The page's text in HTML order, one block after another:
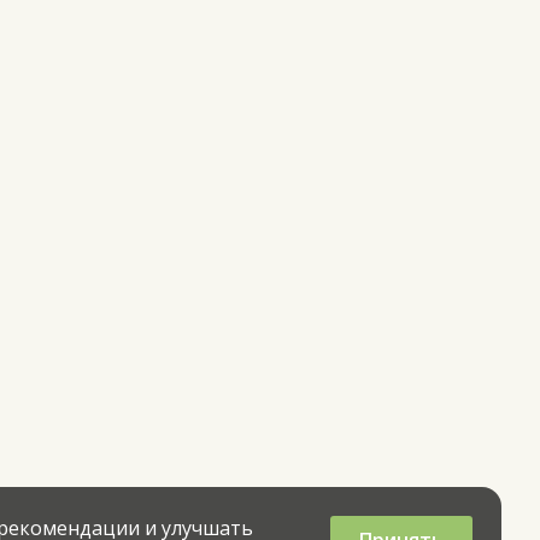
и улучшать